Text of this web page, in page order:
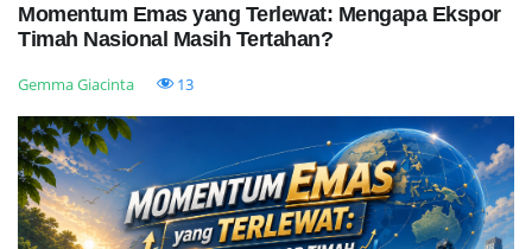
Momentum Emas yang Terlewat: Mengapa Ekspor
Timah Nasional Masih Tertahan?
Gemma Giacinta 13